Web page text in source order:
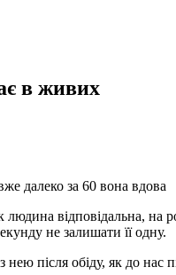
в живих
далеко за 60 вона вдова
відповідальна, на
не залишати її одну.
після обіду, як до нас